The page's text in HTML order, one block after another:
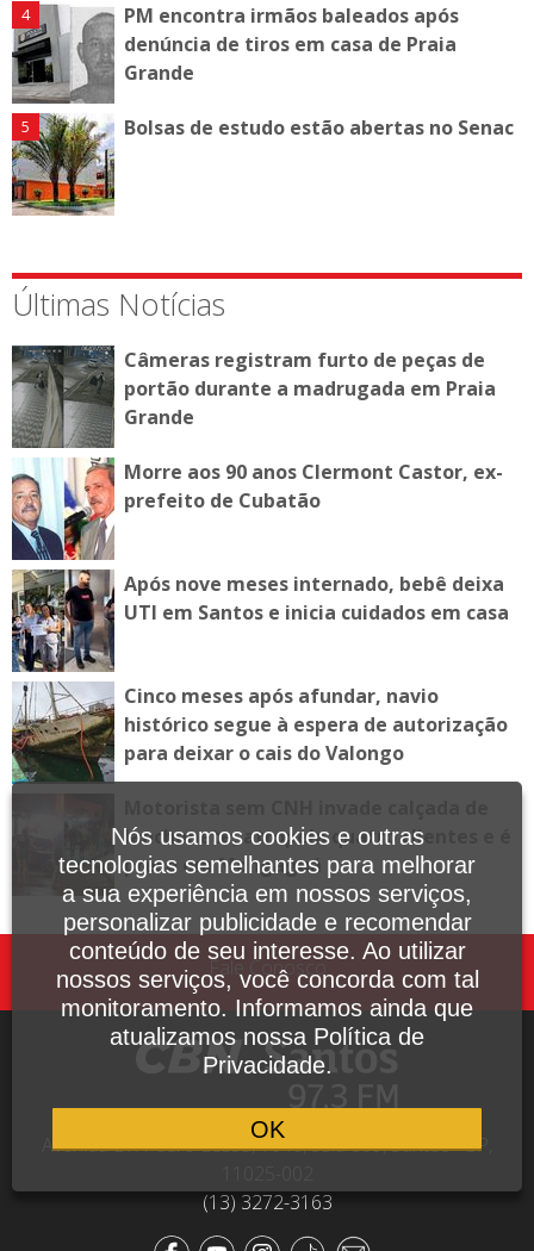
PM encontra irmãos baleados após
denúncia de tiros em casa de Praia
Grande
Bolsas de estudo estão abertas no Senac
Últimas Notícias
Câmeras registram furto de peças de
portão durante a madrugada em Praia
Grande
Morre aos 90 anos Clermont Castor, ex-
prefeito de Cubatão
Após nove meses internado, bebê deixa
UTI em Santos e inicia cuidados em casa
Cinco meses após afundar, navio
histórico segue à espera de autorização
para deixar o cais do Valongo
lanchonete, atropela quatro clientes e é
preso em Mongaguá
Fale Conosco
Avenida Dr. Pedro Lessa, 1640, sala 809, Santos - SP,
(13) 3272-3163
Nós usamos cookies e outras
tecnologias semelhantes para melhorar
a sua experiência em nossos serviços,
personalizar publicidade e recomendar
conteúdo de seu interesse. Ao utilizar
nossos serviços, você concorda com tal
monitoramento. Informamos ainda que
atualizamos nossa Política de
Privacidade.
OK